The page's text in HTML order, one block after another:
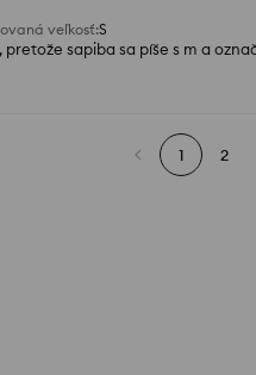
veľkosť:S
sapiba sa píše s m a
1 2